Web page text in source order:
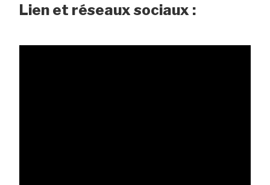
Lien et réseaux sociaux :